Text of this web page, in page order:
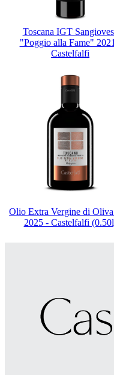
Toscana IGT
"Poggio alla Fame"
Castelfalfi
Olio Extra Vergine di
2025 - Castelfalfi